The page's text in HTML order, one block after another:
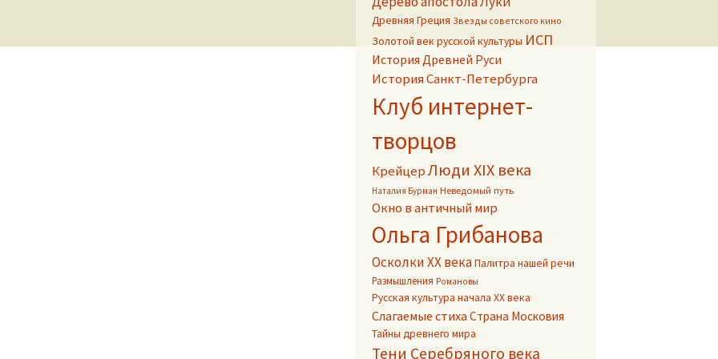
Древняя Греция Звезды советского кино
Золотой век русской культуры ИСП
История Древней Руси
История Санкт-Петербурга
Клуб интернет-
творцов
КрейцерЛюди XIX века
Наталия Бурман Неведомый путь
Окно в античный мир
Ольга Грибанова
Осколки ХХ векаПалитра нашей речи
Размышления Романовы
Русская культура начала ХХ века
Слагаемые стиха Страна Московия
Тайны древнего мира
Тени Серебряного века